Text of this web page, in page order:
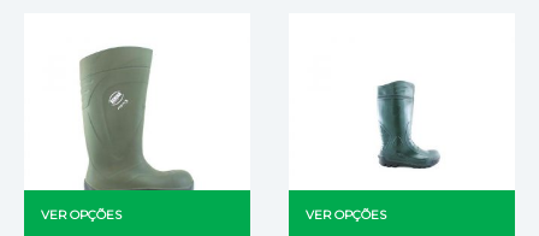
VER OPÇÕES VER OPÇÕES